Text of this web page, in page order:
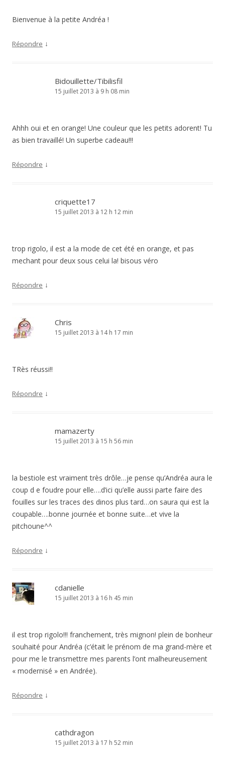
Bienvenue à la petite Andréa !
Répondre ↓
Bidouillette/Tibilisfil
15 juillet 2013 à 9 h 08 min
Ahhh oui et en orange! Une couleur que les petits adorent! Tu
as bien travaillé! Un superbe cadeau!!!
Répondre ↓
criquette17
15 juillet 2013 à 12 h 12 min
trop rigolo, il est a la mode de cet été en orange, et pas
mechant pour deux sous celui la! bisous véro
Répondre ↓
Chris
15 juillet 2013 à 14 h 17 min
TRès réussi!!
Répondre ↓
mamazerty
15 juillet 2013 à 15 h 56 min
la bestiole est vraiment très drôle…je pense qu’Andréa aura le
coup d e foudre pour elle….d’ici qu’elle aussi parte faire des
fouilles sur les traces des dinos plus tard…on saura qui est la
coupable….bonne journée et bonne suite…et vive la
pitchoune^^
Répondre ↓
cdanielle
15 juillet 2013 à 16 h 45 min
il est trop rigolo!!! franchement, très mignon! plein de bonheur
souhaité pour Andréa (c’était le prénom de ma grand-mère et
pour me le transmettre mes parents l’ont malheureusement
« modernisé » en Andrée).
Répondre ↓
cathdragon
15 juillet 2013 à 17 h 52 min